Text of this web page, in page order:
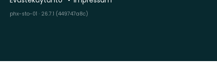
phx-sto-01 · 26.7.1 (449747a8c)